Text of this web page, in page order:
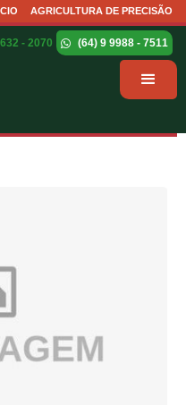
AGRICULTURA DE PRECISÃO
- 2070 (64) 9 9988 - 7511